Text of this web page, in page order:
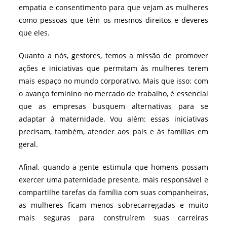
empatia e consentimento para que vejam as mulheres
como pessoas que têm os mesmos direitos e deveres
que eles.
Quanto a nós, gestores, temos a missão de promover
ações e iniciativas que permitam às mulheres terem
mais espaço no mundo corporativo. Mais que isso: com
o avanço feminino no mercado de trabalho, é essencial
que as empresas busquem alternativas para se
adaptar à maternidade. Vou além: essas iniciativas
precisam, também, atender aos pais e às famílias em
geral.
Afinal, quando a gente estimula que homens possam
exercer uma paternidade presente, mais responsável e
compartilhe tarefas da família com suas companheiras,
as mulheres ficam menos sobrecarregadas e muito
mais seguras para construírem suas carreiras